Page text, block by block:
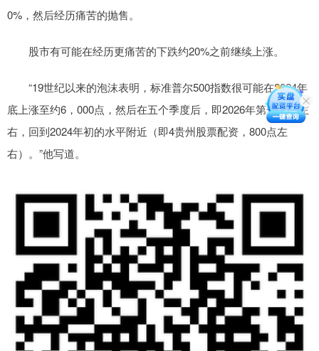
0%，然后经历痛苦的抛售。
股市有可能在经历更痛苦的下跌约20%之前继续上涨。
“19世纪以来的泡沫表明，标准普尔500指数很可能在2024年
底上涨至约6，000点，然后在五个季度后，即2026年第一季度左
右，回到2024年初的水平附近（即4贵州股票配资，800点左
右）。”他写道。